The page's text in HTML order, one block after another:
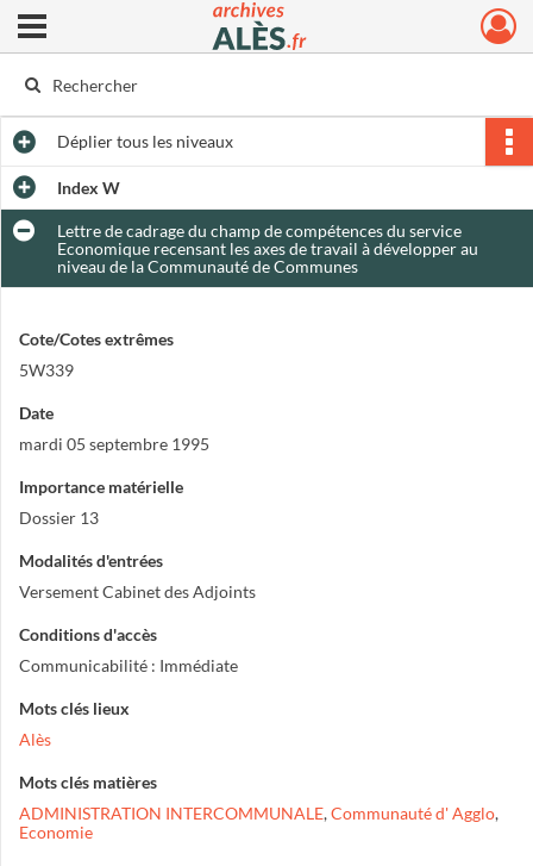
Archives municipales d'Alès
Ouvrir le menu déroulant
Dépliertous les niveaux
Index W
Lettre de cadrage du champ de compétences du service
Economique recensant les axes de travail à développer au
niveau de la Communauté de Communes
Cote/Cotes extrêmes
5W339
Date
mardi 05 septembre 1995
Importance matérielle
Dossier 13
Modalités d'entrées
Versement Cabinet des Adjoints
Conditions d'accès
Communicabilité : Immédiate
Mots clés lieux
Alès
Mots clés matières
ADMINISTRATION INTERCOMMUNALE,Communauté d' Agglo,
Economie